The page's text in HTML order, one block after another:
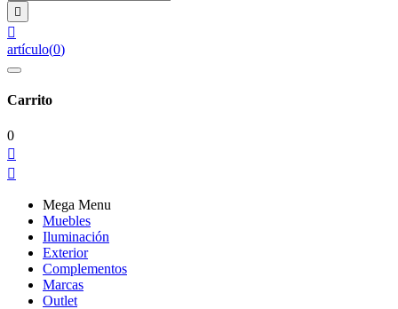


artículo(0)
Carrito
0


Mega Menu
Muebles
Iluminación
Exterior
Complementos
Marcas
Outlet